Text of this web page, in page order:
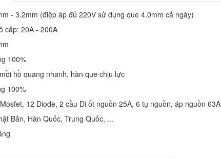
- 3.2mm (điệp áp đủ 220V sử dụng que 4.0mm cả ngày)
cấp: 20A - 200A
100%
hồ quang nhanh, hàn que chịu lực
100%
12 Diode, 2 cầu Di ốt nguồn 25A, 6 tụ nguồn, áp nguồn 63A
Bản, Hàn Quốc, Trung Quốc, ...